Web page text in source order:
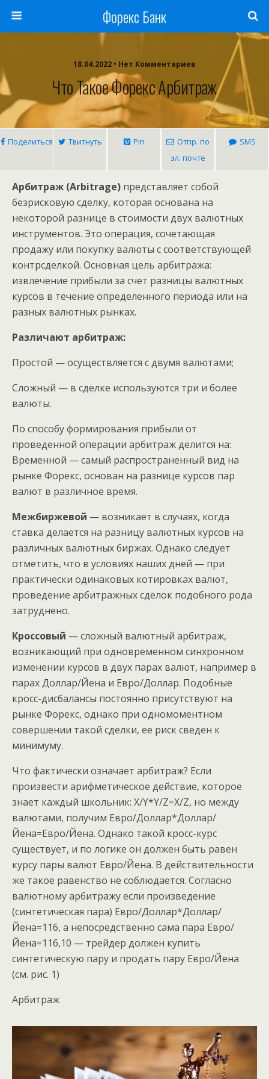
Форекс Банк
18.04.2022 • Нет Комментариев
Что Такое Форекс Арбитраж
Поделиться Твитнуть Pin
Отпр. по
эл. почте
SMS
Арбитраж (Arbitrage) представляет собой
безрисковую сделку, которая основана на
некоторой разнице в стоимости двух валютных
инструментов. Это операция, сочетающая
продажу или покупку валюты с соответствующей
контрсделкой. Основная цель арбитража:
извлечение прибыли за счет разницы валютных
курсов в течение определенного периода или на
разных валютных рынках.
Различают арбитраж:
Простой — осуществляется с двумя валютами;
Сложный — в сделке используются три и более
валюты.
По способу формирования прибыли от
проведенной операции арбитраж делится на:
Временной — самый распространенный вид на
рынке Форекс, основан на разнице курсов пар
валют в различное время.
Межбиржевой — возникает в случаях, когда
ставка делается на разницу валютных курсов на
различных валютных биржах. Однако следует
отметить, что в условиях наших дней — при
практически одинаковых котировках валют,
проведение арбитражных сделок подобного рода
затруднено.
Кроссовый — сложный валютный арбитраж,
возникающий при одновременном синхронном
изменении курсов в двух парах валют, например в
парах Доллар/Йена и Евро/Доллар. Подобные
кросс-дисбалансы постоянно присутствуют на
рынке Форекс, однако при одномоментном
совершении такой сделки, ее риск сведен к
минимуму.
Что фактически означает арбитраж? Если
произвести арифметическое действие, которое
знает каждый школьник: X/Y*Y/Z=X/Z, но между
валютами, получим Евро/Доллар*Доллар/
Йена=Евро/Йена. Однако такой кросс-курс
существует, и по логике он должен быть равен
курсу пары валют Евро/Йена. В действительности
же такое равенство не соблюдается. Согласно
валютному арбитражу если произведение
(синтетическая пара) Евро/Доллар*Доллар/
Йена=116, а непосредственно сама пара Евро/
Йена=116,10 — трейдер должен купить
синтетическую пару и продать пару Евро/Йена
(см. рис. 1)
Арбитраж